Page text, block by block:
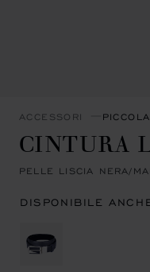
ACCESSORI
CINTURA
PELLE LISCIA NERA/
DISPONIBILE